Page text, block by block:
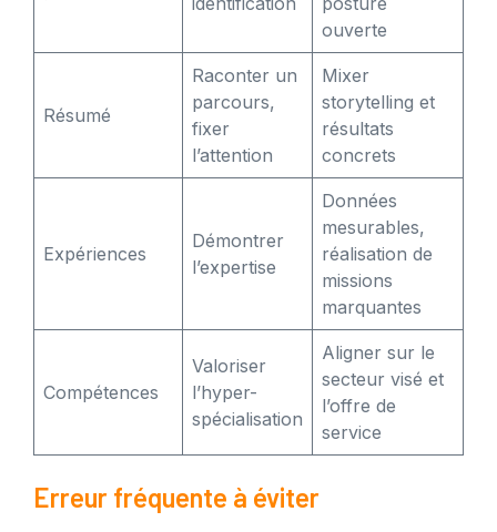
ouverte
Résumé
Raconter un
parcours,
fixer
l’attention
Mixer
storytelling et
résultats
concrets
Expériences
Démontrer
l’expertise
Données
mesurables,
réalisation de
missions
marquantes
Compétences
Valoriser
l’hyper-
spécialisation
Aligner sur le
secteur visé et
l’offre de
service
Erreur fréquente à éviter